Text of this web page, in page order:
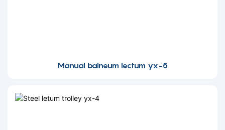
Manual balneum lectum yx-5